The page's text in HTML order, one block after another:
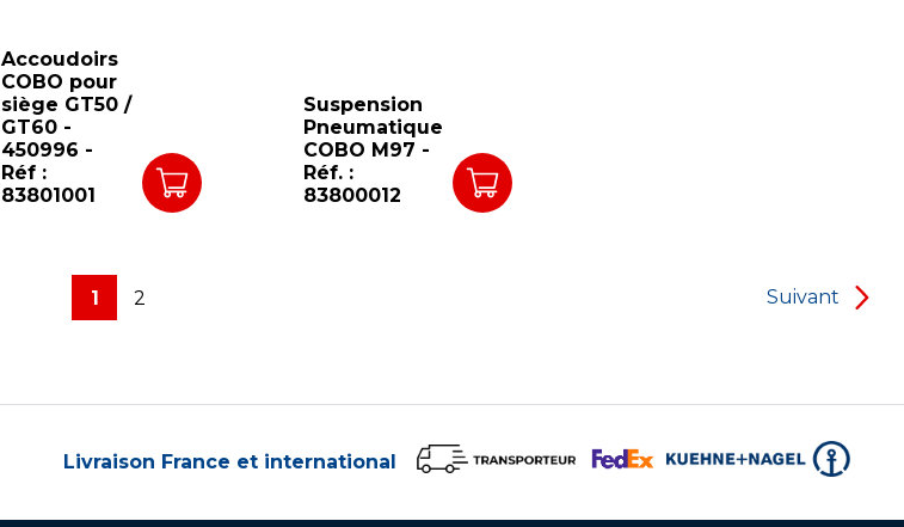
Accoudoirs
COBO pour
siège GT50 /
GT60 -
450996 -
Réf :
83801001
Suspension
Pneumatique
COBO M97 -
Réf. :
83800012
1 2 Suivant
Livraison France et international